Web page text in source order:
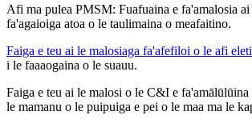
Afi ma pulea PMSM: Fuafuaina e fa'amalosia
fa'agaioiga atoa o le taulimaina o meafaitino.
Faiga e teu ai le malosiaga fa'afefiloi o le afi
i le faaaogaina o le suauu.
Faiga e teu ai le malosi o le C&I e
le mamanu o le puipuiga e pei o le maa ma le